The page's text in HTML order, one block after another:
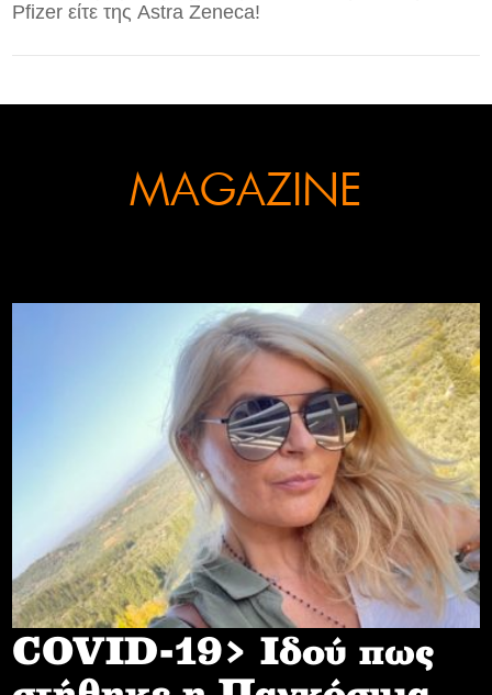
Pfizer είτε της Astra Zeneca!
MAGAZINE
COVID-19> Iδού πως